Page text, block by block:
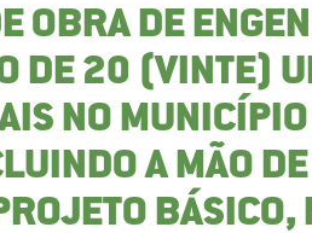
OBRA DE
DE 20 (VINTE)
NO
A MÃO